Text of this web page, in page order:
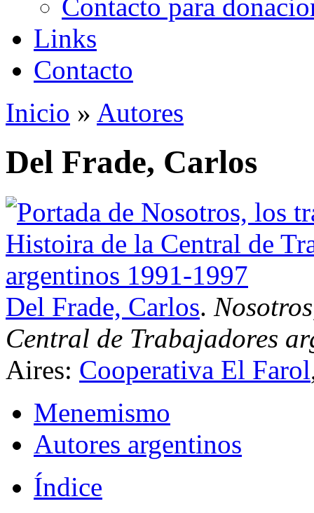
Contacto para
Links
Contacto
Se encuentra usted aquí
Inicio » Autores
Del Frade, Carlos
Del Frade, Carlos.
Central de Trabajadores
Aires: Cooperativa El Farol
Menemismo
Autores argentinos
Índice